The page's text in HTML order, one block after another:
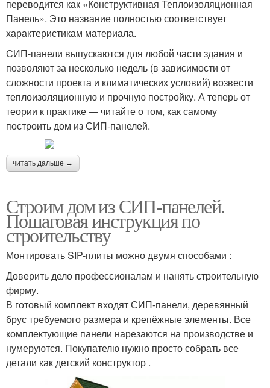
переводится как «Конструктивная Теплоизоляционная
Панель». Это название полностью соответствует
характеристикам материала.
СИП-панели выпускаются для любой части здания и
позволяют за несколько недель (в зависимости от
сложности проекта и климатических условий) возвести
теплоизоляционную и прочную постройку. А теперь от
теории к практике — читайте о том, как самому
построить дом из СИП-панелей.
читать дальше →
Строим дом из СИП-панелей.
Пошаговая инструкция по
строительству
Монтировать SIP-плиты можно двумя способами :
Доверить дело профессионалам и нанять строительную
фирму.
В готовый комплект входят СИП-панели, деревянный
брус требуемого размера и крепёжные элементы. Все
комплектующие панели нарезаются на производстве и
нумеруются. Покупателю нужно просто собрать все
детали как детский конструктор .